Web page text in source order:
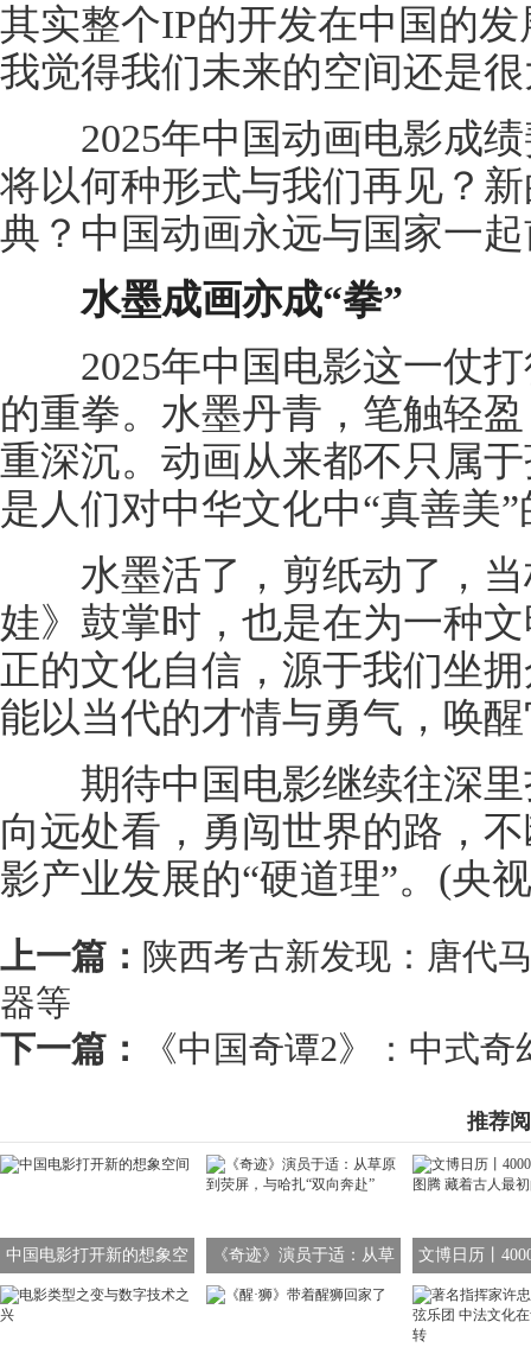
其实整个IP的开发在中国的
我觉得我们未来的空间还是
2025年中国动画电影成绩
将以何种形式与我们再见？
典？中国动画永远与国家一
水墨成画亦成“拳”
2025年中国电影这一仗打
的重拳。水墨丹青，笔触轻
重深沉。动画从来都不只属
是人们对中华文化中“真善美
水墨活了，剪纸动了，当
娃》鼓掌时，也是在为一种
正的文化自信，源于我们坐
能以当代的才情与勇气，唤
期待中国电影继续往深里
向远处看，勇闯世界的路，
影产业发展的“硬道理”。(央
上一篇： 陕西考古新发现：唐代
器等
下一篇：
《中国奇谭2》：中式
推荐
中国电影打开新的想象空
间
《奇迹》演员于适：从草
原到荧屏，与哈扎“双向奔
文博日历丨
龙图腾 藏着古
象